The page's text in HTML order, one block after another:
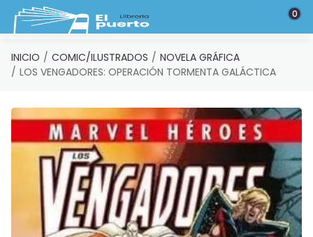
Saltar al contenido principal 0
INICIO COMIC/ILUSTRADOS
NOVELA GRÁFICA
LOS VENGADORES: OPERACIÓN TORMENTA GALÁCTICA